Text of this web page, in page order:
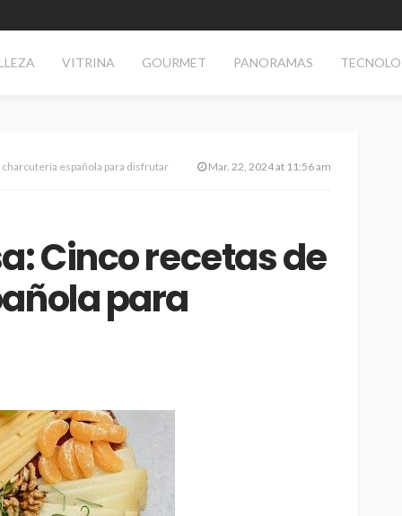
VITRINA GOURMET PANORAMAS
española para disfrutar Mar. 22, 2024 at 11:56 am
Cinco recetas de
para
ruta
Metformina: nuevo estudio
profundiza cómo actúa uno
de los tratamientos más
utilizados para la diabetes